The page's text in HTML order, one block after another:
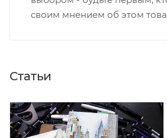
своим мнением об этом
Статьи